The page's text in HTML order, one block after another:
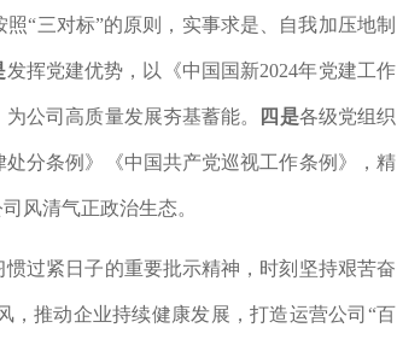
“三对标”的原则，实事求是、自我加压地制
发挥党建优势，以《中国国新2024年党建工作
公司高质量发展夯基蓄能。 四是各级党组织
分条例》《中国共产党巡视工作条例》，精
风清气正政治生态。
惯过紧日子的重要批示精神 ，时刻坚持艰苦奋
，推动企业持续健康发展，打造运营公司“百